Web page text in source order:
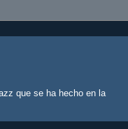
que se ha hecho en la